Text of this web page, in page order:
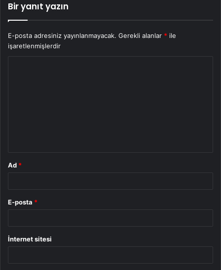
Bir yanıt yazın
E-posta adresiniz yayınlanmayacak. Gerekli alanlar * ile
işaretlenmişlerdir
Ad *
E-posta *
İnternet sitesi